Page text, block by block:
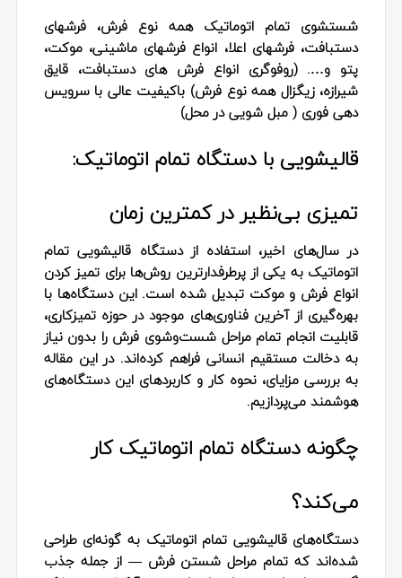
شستشوی تمام اتوماتیک همه نوع فرش، فرشهای
دستبافت، فرشهای اعلا، انواع فرشهای ماشینی، موکت،
پتو و…. (روفوگری انواع فرش های دستبافت، قایق
شیرازه، زیگزال همه نوع فرش) باکیفیت عالی با سرویس
دهی فوری ( مبل شویی در محل)
قالیشویی با دستگاه تمام اتوماتیک:
تمیزی بی‌نظیر در کمترین زمان
در سال‌های اخیر، استفاده ازدستگاه قالیشویی تمام
اتوماتیکبه یکی از پرطرفدارترین روش‌ها برای تمیز کردن
انواع فرش و موکت تبدیل شده است. این دستگاه‌ها با
بهره‌گیری از آخرین فناوری‌های موجود در حوزه تمیزکاری،
قابلیت انجام تمام مراحل شست‌وشوی فرش را بدون نیاز
به دخالت مستقیم انسانی فراهم کرده‌اند. در این مقاله
به بررسی مزایای، نحوه کار و کاربردهای این دستگاه‌های
هوشمند می‌پردازیم.
چگونه دستگاه تمام اتوماتیک کار
می‌کند؟
دستگاه‌های قالیشویی تمام اتوماتیک به گونه‌ای طراحی
شده‌اند که تمام مراحل شستن فرش — از جملهجذب